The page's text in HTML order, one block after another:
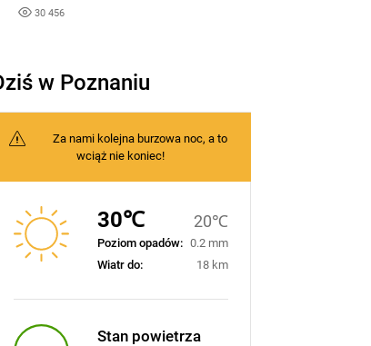
30 456
w Poznaniu
Za nami kolejna burzowa noc, a to
wciąż nie koniec!
30℃ 20℃
Poziom opadów: 0.2 mm
Wiatr do:
18 km
Stan powietrza